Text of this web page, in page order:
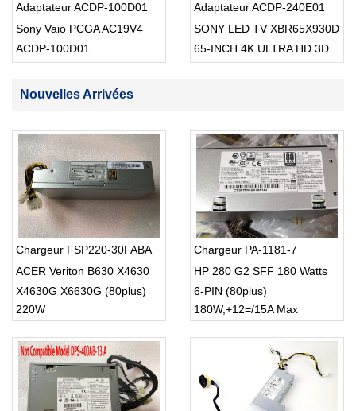
Adaptateur ACDP-100D01
Sony Vaio PCGA AC19V4
ACDP-100D01
Adaptateur ACDP-240E01
SONY LED TV XBR65X930D
65-INCH 4K ULTRA HD 3D
Nouvelles Arrivées
Chargeur FSP220-30FABA
ACER Veriton B630 X4630
X4630G X6630G (80plus)
(12pin+4pin)
220W
Chargeur PA-1181-7
HP 280 G2 SFF 180 Watts
6-PIN (80plus)
180W,+12=/15A Max